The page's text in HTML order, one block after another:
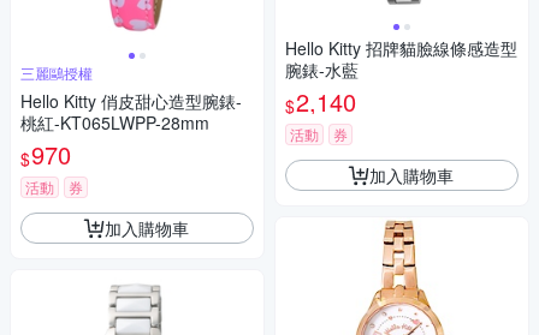
三麗鷗授權
Hello Kitty 俏皮甜心造型腕錶-
桃紅-KT065LWPP-28mm
$970
活動 券
加入購物車
Hello Kitty 招牌貓臉線條感造型
腕錶-水藍
$2,140
活動 券
加入購物車